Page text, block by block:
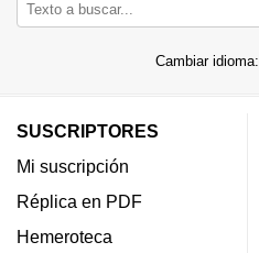
Cambiar idioma:
SUSCRIPTORES
Mi suscripción
Réplica en PDF
Hemeroteca